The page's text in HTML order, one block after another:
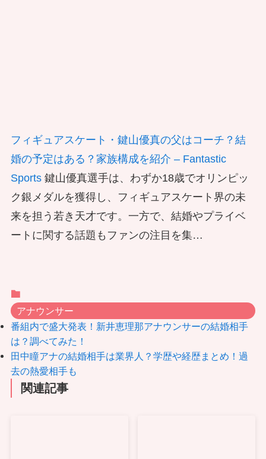
フィギュアスケート・鍵山優真の父はコーチ？結
婚の予定はある？家族構成を紹介 – Fantastic
Sports 鍵山優真選手は、わずか18歳でオリンピッ
ク銀メダルを獲得し、フィギュアスケート界の未
来を担う若き天才です。一方で、結婚やプライベ
ートに関する話題もファンの注目を集…
アナウンサー
番組内で盛大発表！新井恵理那アナウンサーの結婚相手
は？調べてみた！
田中瞳アナの結婚相手は業界人？学歴や経歴まとめ！過
去の熱愛相手も
関連記事